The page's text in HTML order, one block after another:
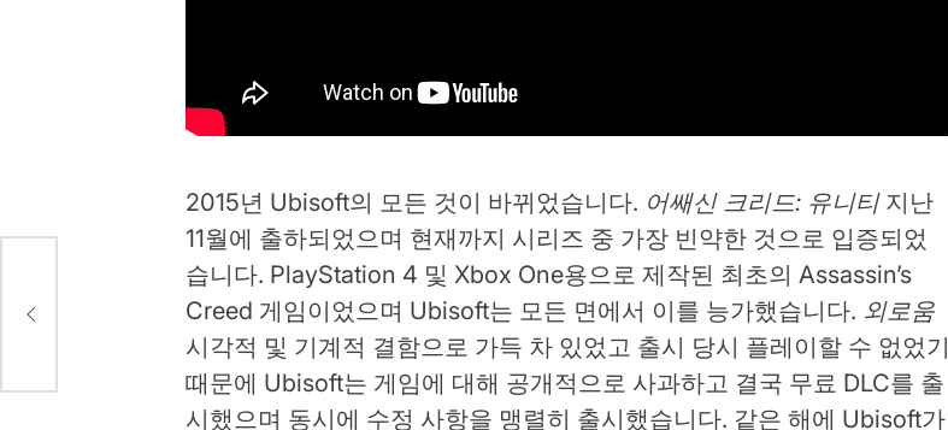
2015년 Ubisoft의 모든 것이 바뀌었습니다. 어쌔신 크리드: 유니티지난
11월에 출하되었으며 현재까지 시리즈 중 가장 빈약한 것으로 입증되었
습니다. PlayStation 4 및 Xbox One용으로 제작된 최초의 Assassin’s
Creed 게임이었으며 Ubisoft는 모든 면에서 이를 능가했습니다. 외로움
시각적 및 기계적 결함으로 가득 차 있었고 출시 당시 플레이할 수 없었기
때문에 Ubisoft는 게임에 대해 공개적으로 사과하고 결국 무료 DLC를 출
시했으며 동시에 수정 사항을 맹렬히 출시했습니다. 같은 해에 Ubisoft가